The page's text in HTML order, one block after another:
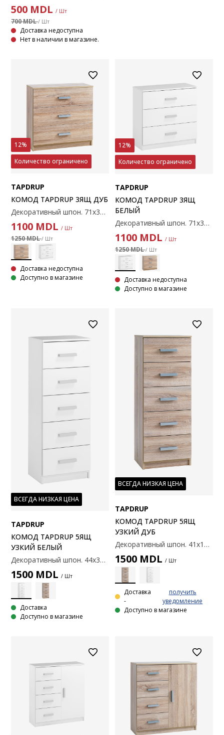
500 MDL / Шт
700 MDL/ Шт
Доставка недоступна
Нет в наличии в магазине.
12%
Количество ограничено
TAPDRUP
КОМОД TAPDRUP 3ЯЩ ДУБ
Декоративный шпон. 71х35x69 см
1100 MDL / Шт
1250 MDL/ Шт
Доставка недоступна
Доступно в магазине
12%
Количество ограничено
TAPDRUP
КОМОД TAPDRUP 3ЯЩ
БЕЛЫЙ
Декоративный шпон. 71х35х69 см
1100 MDL / Шт
1250 MDL/ Шт
Доставка недоступна
Доступно в магазине
ВСЕГДА НИЗКАЯ ЦЕНА
TAPDRUP
КОМОД TAPDRUP 5ЯЩ
УЗКИЙ БЕЛЫЙ
Декоративный шпон. 44х35x108 см
1500 MDL / Шт
Доставка
Доступно в магазине
ВСЕГДА НИЗКАЯ ЦЕНА
TAPDRUP
КОМОД TAPDRUP 5ЯЩ
УЗКИЙ ДУБ
Декоративный шпон. 41х108x35 см
1500 MDL / Шт
Доставка
-
получить
уведомление
Доступно в магазине